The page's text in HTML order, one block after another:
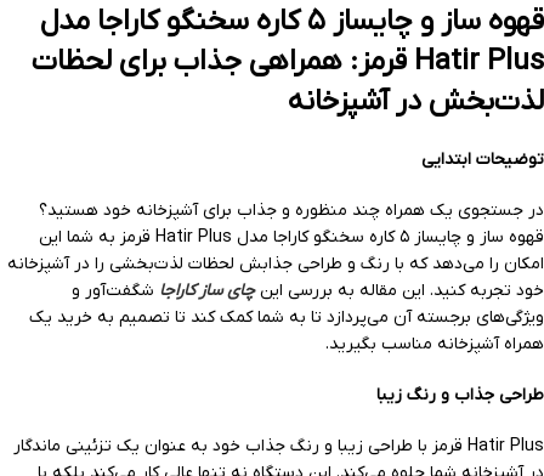
قهوه ساز و چایساز ۵ کاره سخنگو کاراجا مدل
Hatir Plus قرمز: همراهی جذاب برای لحظات
لذت‌بخش در آشپزخانه
توضیحات ابتدایی
در جستجوی یک همراه چند منظوره و جذاب برای آشپزخانه خود هستید؟
قهوه ساز و چایساز ۵ کاره سخنگو کاراجا مدل Hatir Plus قرمز به شما این
امکان را می‌دهد که با رنگ و طراحی جذابش لحظات لذت‌بخشی را در آشپزخانه
خود تجربه کنید. این مقاله به بررسی اینچای ساز کاراجا شگفت‌آور و
ویژگی‌های برجسته آن می‌پردازد تا به شما کمک کند تا تصمیم به خرید یک
همراه آشپزخانه مناسب بگیرید.
طراحی جذاب و رنگ زیبا
Hatir Plus قرمز با طراحی زیبا و رنگ جذاب خود به عنوان یک تزئینی ماندگار